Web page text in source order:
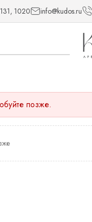
1020 info@kudos.ru
позже.